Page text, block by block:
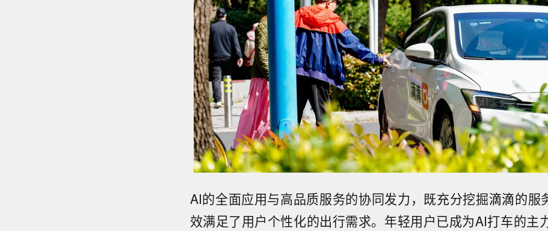
AI的全面应用与高品质服务的协同发力，既充分挖掘滴滴的服
效满足了用户个性化的出行需求。年轻用户已成为AI打车的主